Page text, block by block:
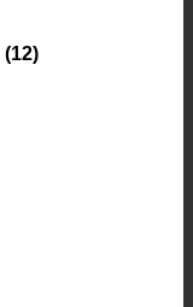
(12)